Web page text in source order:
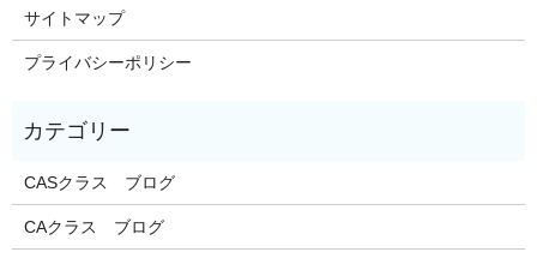
サイトマップ
プライバシーポリシー
CASクラス ブログ
CAクラス ブログ